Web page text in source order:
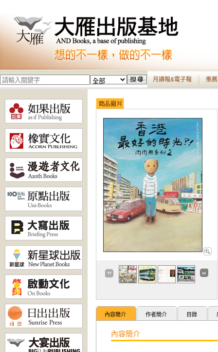
月讀報&電子報 推
內容簡介 作者簡介 目錄
內容簡介